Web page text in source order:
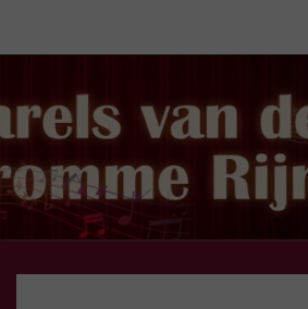
Zingen
Maakt
Je Blij